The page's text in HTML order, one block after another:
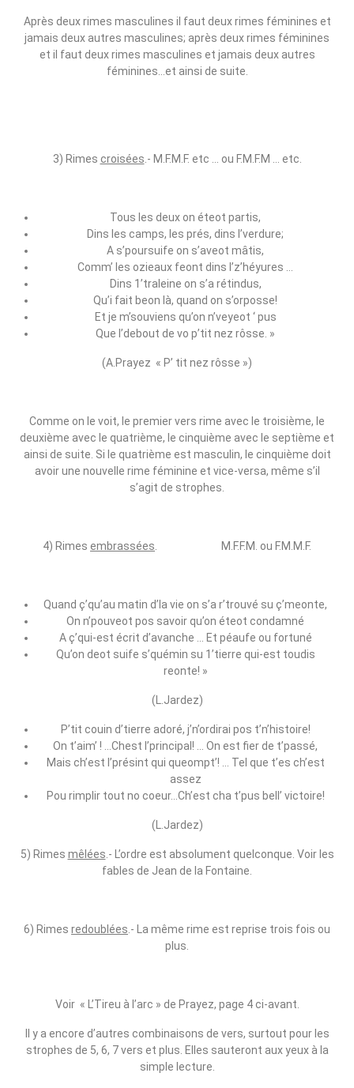
Après deux rimes masculines il faut deux rimes féminines et
jamais deux autres masculines; après deux rimes féminines
et il faut deux rimes masculines et jamais deux autres
féminines…et ainsi de suite.
3) Rimes croisées.‑ M.F.M.F. etc … ou F.M.F.M … etc.
Tous les deux on éteot partis,
Dins les camps, les prés, dins l’verdure;
A s’poursuife on s’aveot mâtis,
Comm’ les ozieaux feont dins l’z’héyures …
Dins 1’traleine on s’a rétindus,
Qu’i fait beon là, quand on s’orposse!
Et je m’souviens qu’on n’veyeot ‘ pus
Que l’debout de vo p’tit nez rôsse. »
(A.Prayez « P’ tit nez rôsse »)
Comme on le voit, le premier vers rime avec le troisième, le
deuxième avec le quatrième, le cinquième avec le septième et
ainsi de suite. Si le quatrième est masculin, le cinquième doit
avoir une nouvelle rime féminine et vice‑versa, même s’il
s’agit de strophes.
4) Rimes embrassées. M.F.F.M. ou F.M.M.F.
Quand ç’qu’au matin d’la vie on s’a r’trouvé su ç’meonte,
On n’pouveot pos savoir qu’on éteot condamné
A ç’qui‑est écrit d’avanche … Et péaufe ou fortuné
Qu’on deot suife s’quémin su 1’tierre qui‑est toudis
reonte! »
(L.Jardez)
P’tit couin d’tierre adoré, j’n’ordirai pos t’n’histoire!
On t’aim’ ! …Chest l’principal! … On est fier de t’passé,
Mais ch’est l’présint qui queompt’! … Tel que t’es ch’est
assez
Pou rimplir tout no coeur…Ch’est cha t’pus bell’ victoire!
(L.Jardez)
5) Rimes mêlées.‑ L’ordre est absolument quelconque. Voir les
fables de Jean de la Fontaine.
6) Rimes redoublées.‑ La même rime est reprise trois fois ou
plus.
Voir « L’Tireu à l’arc » de Prayez, page 4 ci‑avant.
Il y a encore d’autres combinaisons de vers, surtout pour les
strophes de 5, 6, 7 vers et plus. Elles sauteront aux yeux à la
simple lecture.